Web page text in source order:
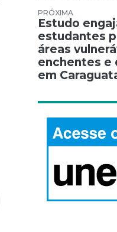
Estudo
estudantes
áreas
enchentes e
em